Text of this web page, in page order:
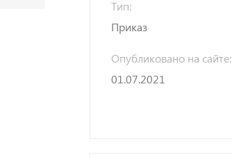
Тип:
Приказ
Опубликовано на сайте:
01.07.2021